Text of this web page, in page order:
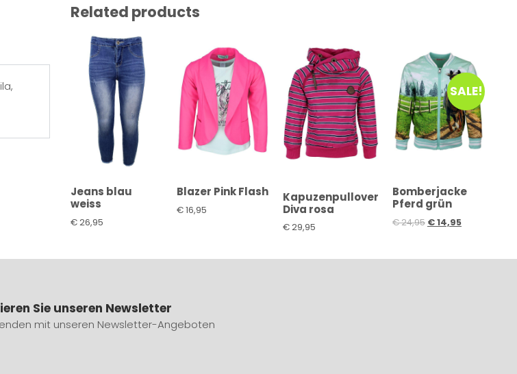
Related products
Jeans blau
weiss
€26,95
Blazer Pink Flash
€16,95
Kapuzenpullover
Diva rosa
€29,95
SALE!
Bomberjacke
Pferd grün
€24,95 €14,95
Sie unseren Newsletter
mit unseren Newsletter-Angeboten